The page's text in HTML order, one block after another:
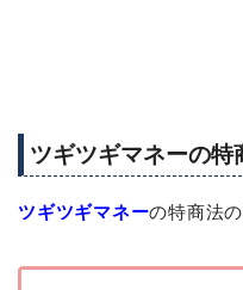
ツギツギマネーの特
ツギツギマネーの特商法